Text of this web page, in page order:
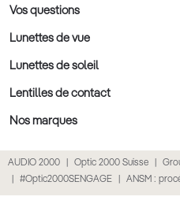
Rendez-vous prévision
Nos conseils lentilles
Nos conseils enfants
Nos conseils santé visuelle
Tout savoir sur nos verres
Optic 2000 à domicile
Le contrôle de la vue chez votre
L'entretien de votre équipement
La prise de rendez-vous en ligne
Point expert basse vision
Click & collect : Livraison gratuite en
Vos questions
Politique cookies
Conditions des offres
Politique de confidentialité des
Retours et remboursements
Lunettes de vue
Lunettes de vue
Lunettes de vue homme
Lunettes de vue femme
Lunettes de vue Ray-Ban
Lunettes de vue Gucci
Lunettes de soleil
Lunettes de soleil
Lunettes de soleil homme
Lunettes de soleil enfant
Lunettes de soleil Ray-Ban
Lentilles de contact
Lentilles de contact
Lentille de nuit
Nos marques
Lunettes Prada
AUDIO 2000 Optic 2000 Suisse
#Optic2000SENGAGE
ANSM :